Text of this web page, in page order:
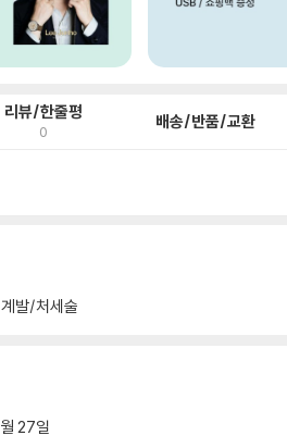
리뷰/한줄평
0 배송/반품/교환
발/처세술
27일